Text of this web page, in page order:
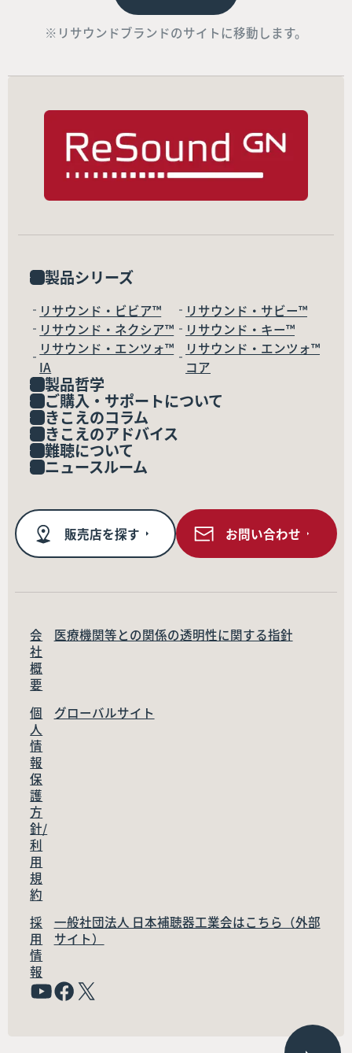
※リサウンドブランドのサイトに移動します。
製品シリーズ
リサウンド・ビビア™
リサウンド・サビー™
リサウンド・ネクシア™
リサウンド・キー™
リサウンド・エンツォ™
IA
リサウンド・エンツォ™
コア
製品哲学
ご購入・サポートについて
きこえのコラム
きこえのアドバイス
難聴について
ニュースルーム
販売店を探す お問い合わせ
会
社
概
要
医療機関等との関係の透明性に関する指針
個
人
情
報
保
護
方
針/
利
用
規
約
グローバルサイト
採
用
情
報
一般社団法人 日本補聴器工業会はこちら（外部
サイト）